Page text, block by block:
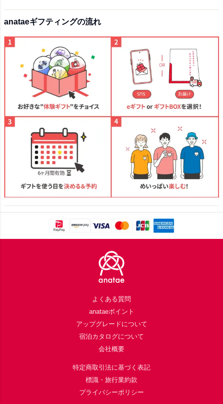
anataeギフティングの流れ
よくある質問
anataeポイント
アップグレードについて
宿泊カタログについて
会社概要
特定商取引法に基づく表記
標識・旅行業約款
プライバシーポリシー